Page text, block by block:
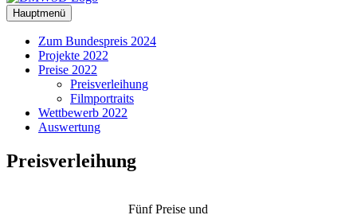
Hauptmenü
Zum Bundespreis 2024
Projekte 2022
Preise 2022
Preisverleihung
Filmportraits
Wettbewerb 2022
Auswertung
Preisverleihung
Fünf Preise und